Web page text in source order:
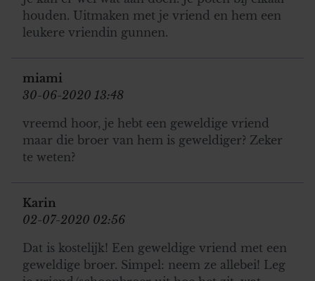
houden. Uitmaken met je vriend en hem een
leukere vriendin gunnen.
miami
30-06-2020 13:48
vreemd hoor, je hebt een geweldige vriend
maar die broer van hem is geweldiger? Zeker
te weten?
Karin
02-07-2020 02:56
Dat is kostelijk! Een geweldige vriend met een
geweldige broer. Simpel: neem ze allebei! Leg